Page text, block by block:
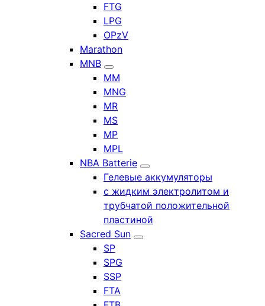
FTG
LPG
OPzV
Marathon
MNB
MM
MNG
MR
MS
MP
MPL
NBA Batterie
Гелевые аккумуляторы
с жидким электролитом и
трубчатой положительной
пластиной
Sacred Sun
SP
SPG
SSP
FTA